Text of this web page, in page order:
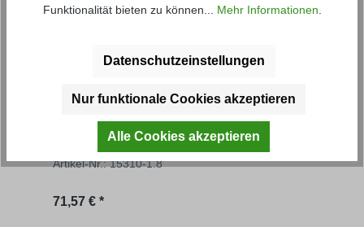
Grundbordwand FS
Artikel-Nr.: 15310-1.8
Regulärer Preis:
71,57 € *
Funktionalität bieten zu können... Mehr Informationen
Datenschutzeinstellungen
Nur funktionale Cookies akzeptieren
Alle Cookies akzeptieren